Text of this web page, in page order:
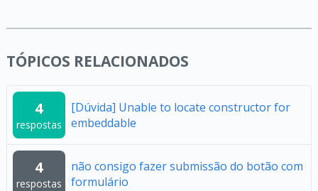
TÓPICOS RELACIONADOS
4
respostas
[Dúvida] Unable to locate constructor for
embeddable
4
respostas
não consigo fazer submissão do botão com
formulário